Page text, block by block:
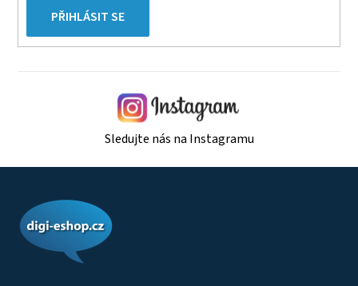
PŘIHLÁSIT SE
Sledujte nás na Instagramu